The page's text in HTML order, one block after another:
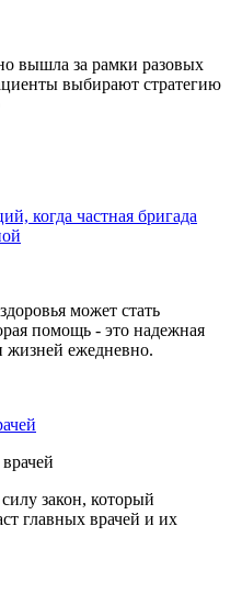
вышла за рамки разовых
выбирают стратегию
когда частная бригада
может стать
помощь - это надежная
жизней ежедневно.
закон, который
главных врачей и их